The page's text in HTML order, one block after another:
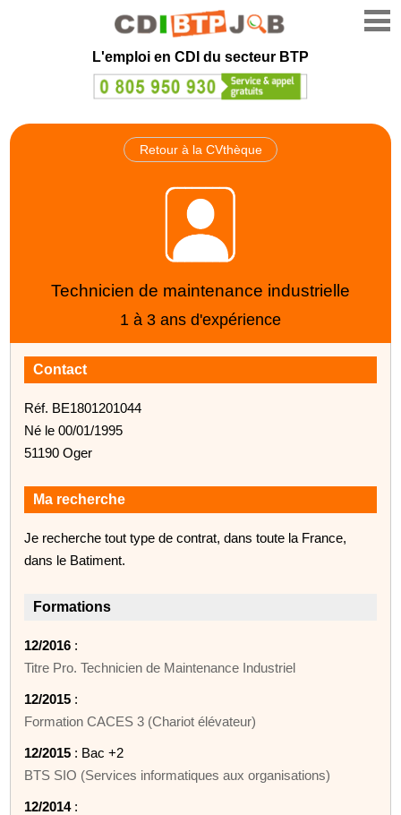
L'emploi en CDI du secteur BTP
Retour à la CVthèque
Technicien de maintenance industrielle
1 à 3 ans d'expérience
Contact
Réf. BE1801201044
Né le 00/01/1995
51190 Oger
Ma recherche
Je recherche tout type de contrat, dans toute la France,
dans le Batiment.
Formations
12/2016 :
Titre Pro. Technicien de Maintenance Industriel
12/2015 :
Formation CACES 3 (Chariot élévateur)
12/2015 : Bac +2
BTS SIO (Services informatiques aux organisations)
12/2014: